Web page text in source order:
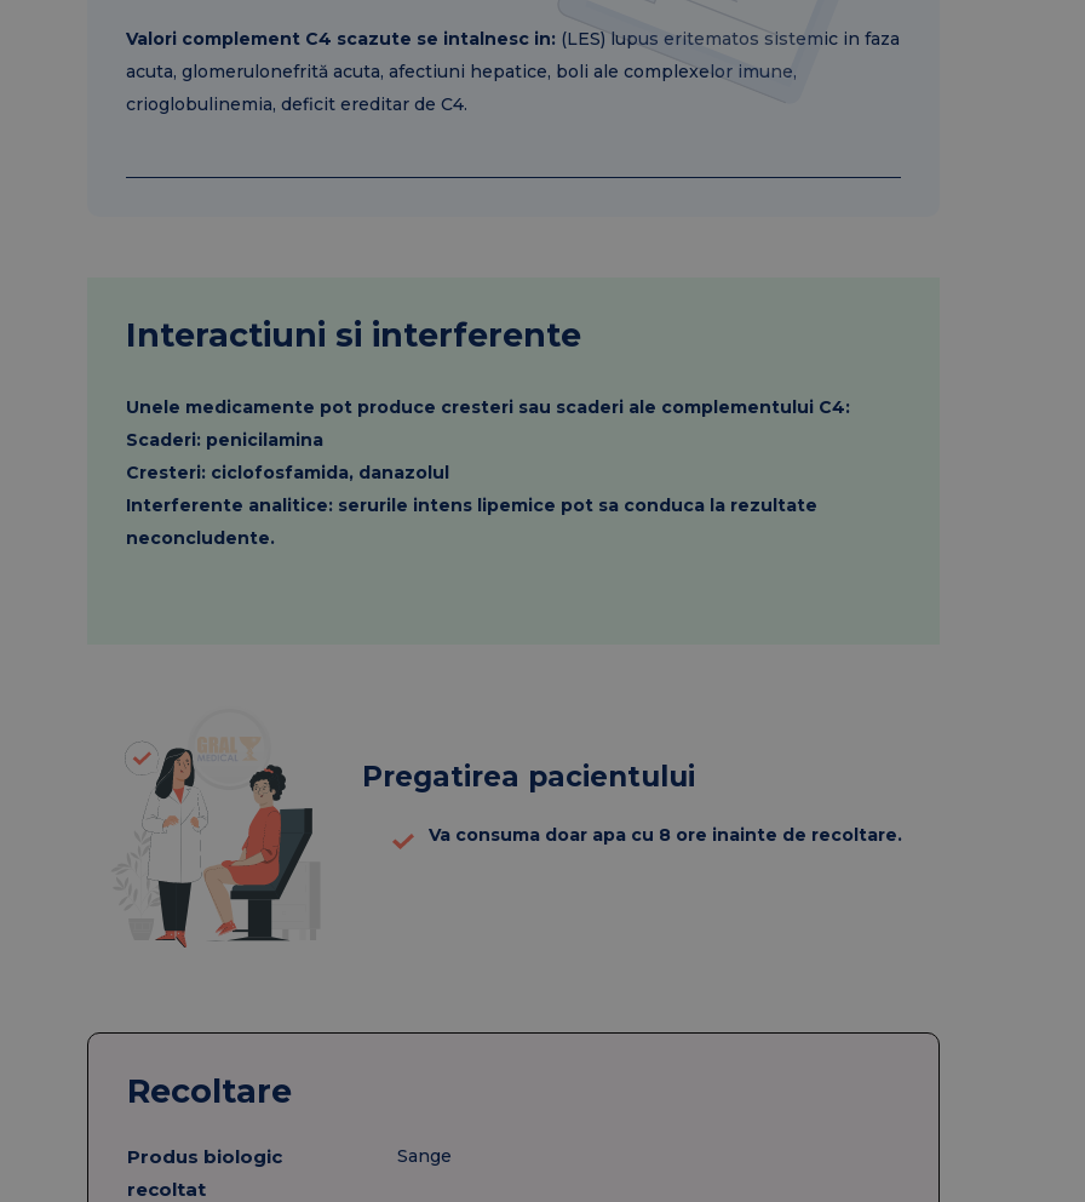
Valori complement C4 scazute se intalnesc in: (LES) lupus eritematos sistemic in faza
acuta, glomerulonefrită acuta, afectiuni hepatice, boli ale complexelor imune,
crioglobulinemia, deficit ereditar de C4.
Interactiuni si interferente
Unele medicamente pot produce cresteri sau scaderi ale complementului C4:
Scaderi: penicilamina
Cresteri: ciclofosfamida, danazolul
Interferente analitice: serurile intens lipemice pot sa conduca la rezultate
neconcludente.
Pregatirea pacientului
Va consuma doar apa cu 8 ore inainte de recoltare.
Recoltare
Produs biologic
recoltat
Sange